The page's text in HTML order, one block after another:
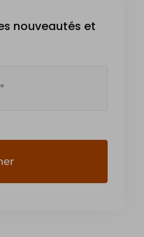
nouveautés et